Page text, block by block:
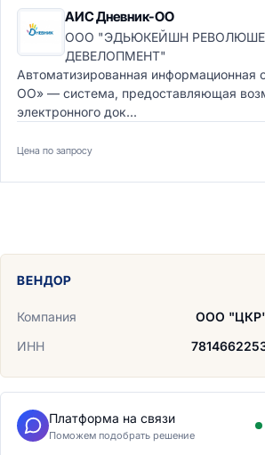
АИС Дневник-ОО
ООО "ЭДЬЮКЕЙШН
ДЕВЕЛОПМЕНТ"
Автоматизированная информационная
ОО» — система, предоставляющая
электронного док...
Цена по запросу
ВЕНДОР
Компания
ООО
ИНН
Платформа на связи
Поможем подобрать решение